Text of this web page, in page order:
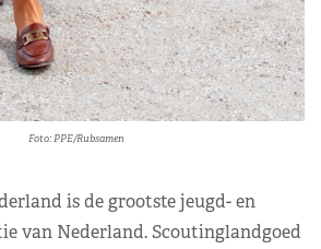
Foto: PPE/Rubsamen
is de grootste jeugd- en
van Nederland. Scoutinglandgoed